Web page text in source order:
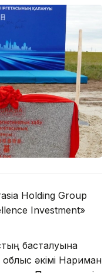
Holding Group
Investment»
басталуына
облыс әкімі Нариман